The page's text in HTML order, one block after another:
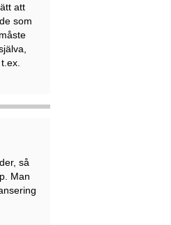
att
som
så
Man